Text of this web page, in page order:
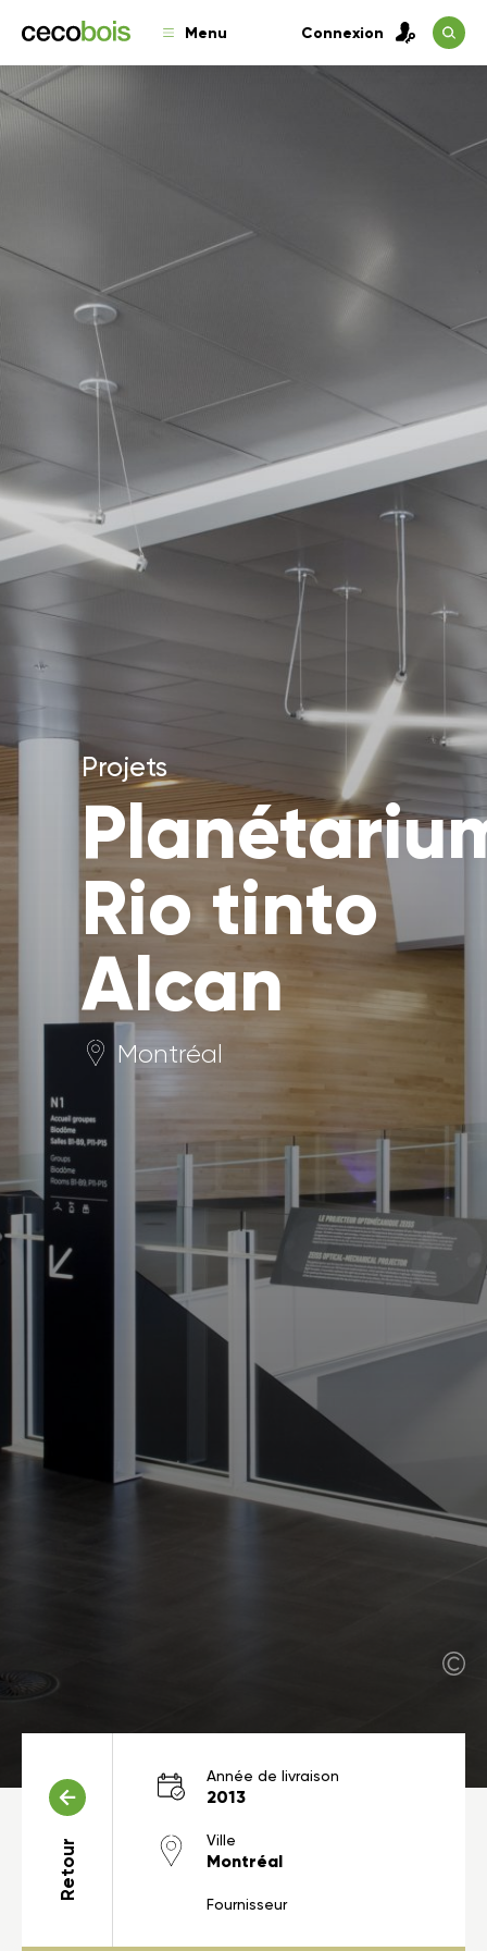
Menu Connexion
Projets
Rio tinto
Alcan
Montréal
Retour
Année de livraison
2013
Ville
Montréal
Fournisseur